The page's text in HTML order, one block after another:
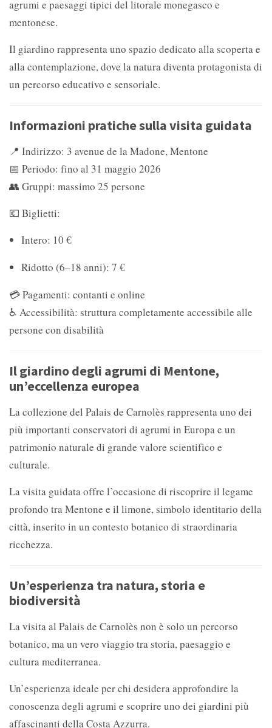
agrumi e paesaggi tipici del litorale monegasco e
mentonese.
Il giardino rappresenta uno spazio dedicato alla scoperta e
alla contemplazione, dove la natura diventa protagonista di
un percorso educativo e sensoriale.
Informazioni pratiche sulla visita guidata
📍 Indirizzo: 3 avenue de la Madone, Mentone
📅 Periodo: fino al 31 maggio 2026
👥 Gruppi: massimo 25 persone
💶 Biglietti:
Intero: 10 €
Ridotto (6–18 anni): 7 €
💳 Pagamenti: contanti e online
♿ Accessibilità: struttura completamente accessibile alle
persone con disabilità
Il giardino degli agrumi di Mentone,
un’eccellenza europea
La collezione del Palais de Carnolès rappresenta uno dei
più importanti conservatori di agrumi in Europa e un
patrimonio naturale di grande valore scientifico e
culturale.
La visita guidata offre l’occasione di riscoprire il legame
profondo tra Mentone e il limone, simbolo identitario della
città, inserito in un contesto botanico di straordinaria
ricchezza.
Un’esperienza tra natura, storia e
biodiversità
La visita al Palais de Carnolès non è solo un percorso
botanico, ma un vero viaggio tra storia, paesaggio e
cultura mediterranea.
Un’esperienza ideale per chi desidera approfondire la
conoscenza degli agrumi e scoprire uno dei giardini più
affascinanti della Costa Azzurra.